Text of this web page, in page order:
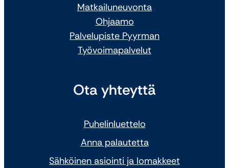
Matkailuneuvonta
Ohjaamo
Palvelupiste Pyyrman
Työvoimapalvelut
Ota yhteyttä
Puhelinluettelo
Anna palautetta
Sähköinen asiointi ja lomakkeet